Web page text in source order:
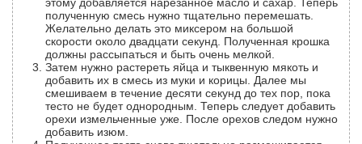
полученную смесь нужно тщательно перемешать.
Желательно делать это миксером на большой
скорости около двадцати секунд. Полученная крошка
должны рассыпаться и быть очень мелкой.
Затем нужно растереть яйца и тыквенную мякоть и
добавить их в смесь из муки и корицы. Далее мы
смешиваем в течение десяти секунд до тех пор, пока
тесто не будет однородным. Теперь следует добавить
орехи измельченные уже. После орехов следом нужно
добавить изюм.